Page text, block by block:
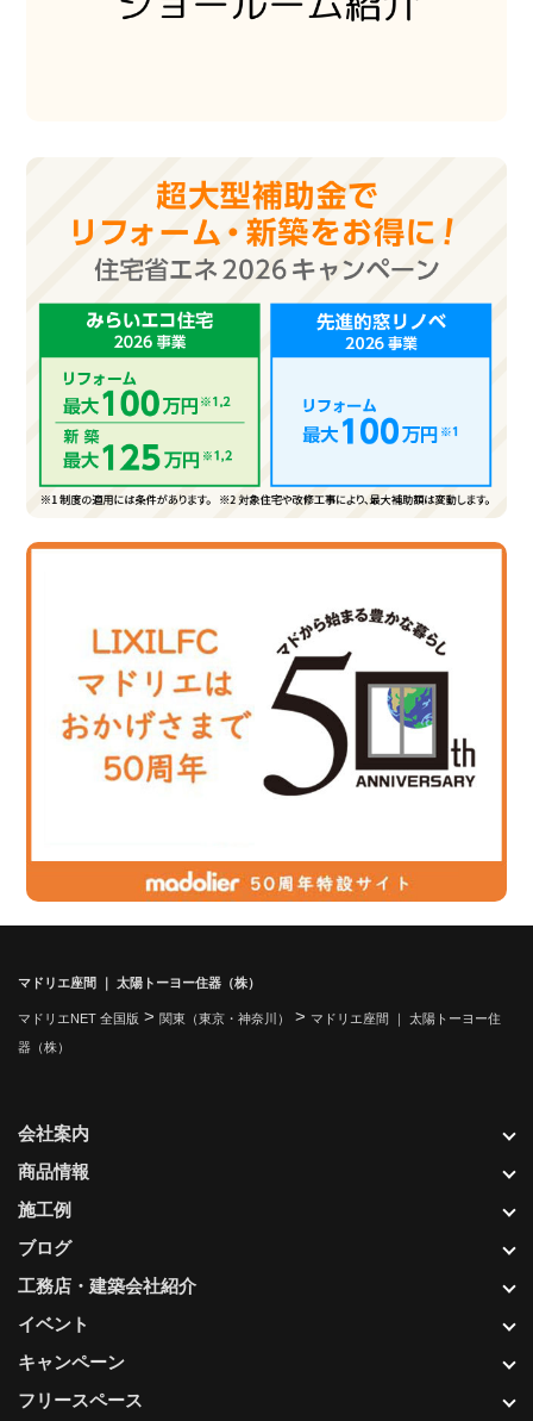
マドリエ座間 ｜ 太陽トーヨー住器（株）
マドリエNET 全国版 > 関東（東京・神奈川） > マドリエ座間 ｜ 太陽トーヨー住
器（株）
会社案内
商品情報
施工例
ブログ
工務店・建築会社紹介
イベント
キャンペーン
フリースペース